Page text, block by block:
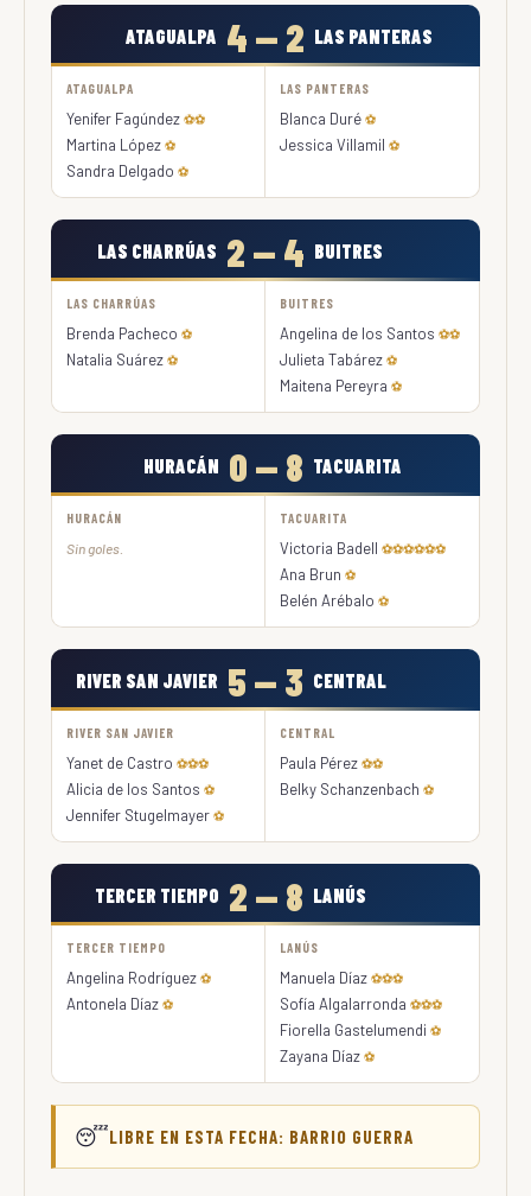
ATAGUALPA 4 — 2 LAS PANTERAS
ATAGUALPA
Yenifer Fagúndez ⚽⚽
Martina López ⚽
Sandra Delgado ⚽
LAS PANTERAS
Blanca Duré ⚽
Jessica Villamil ⚽
LAS CHARRÚAS 2 — 4 BUITRES
LAS CHARRÚAS
Brenda Pacheco ⚽
Natalia Suárez ⚽
BUITRES
Angelina de los Santos ⚽⚽
Julieta Tabárez ⚽
Maitena Pereyra ⚽
HURACÁN 0 — 8 TACUARITA
HURACÁN
Sin goles.
TACUARITA
Victoria Badell ⚽⚽⚽⚽⚽⚽
Ana Brun ⚽
Belén Arébalo ⚽
RIVER SAN JAVIER 5 — 3 CENTRAL
RIVER SAN JAVIER
Yanet de Castro ⚽⚽⚽
Alicia de los Santos ⚽
Jennifer Stugelmayer ⚽
CENTRAL
Paula Pérez ⚽⚽
Belky Schanzenbach ⚽
TERCER TIEMPO 2 — 8 LANÚS
TERCER TIEMPO
Angelina Rodríguez ⚽
Antonela Díaz ⚽
LANÚS
Manuela Díaz ⚽⚽⚽
Sofía Algalarronda ⚽⚽⚽
Fiorella Gastelumendi ⚽
Zayana Díaz ⚽
😴LIBRE EN ESTA FECHA: BARRIO GUERRA